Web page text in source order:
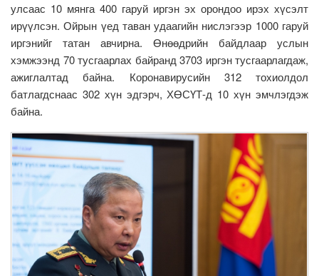
улсаас 10 мянга 400 гаруй иргэн эх орондоо ирэх хүсэлт
ирүүлсэн. Ойрын үед таван удаагийн нислэгээр 1000 гаруй
иргэнийг татан авчирна. Өнөөдрийн байдлаар услын
хэмжээнд 70 тусгаарлах байранд 3703 иргэн тусгаарлагдаж,
ажиглалтад байна. Коронавирусийн 312 тохиолдол
батлагдснаас 302 хүн эдгэрч, ХӨСҮТ-д 10 хүн эмчлэгдэж
байна.